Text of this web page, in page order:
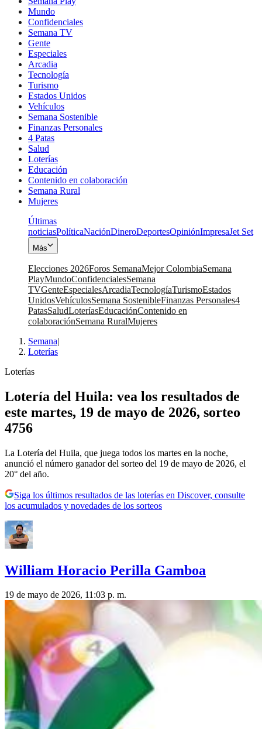
Mundo
Confidenciales
Semana TV
Gente
Especiales
Arcadia
Tecnología
Turismo
Estados Unidos
Vehículos
Semana Sostenible
Finanzas Personales
4 Patas
Salud
Loterías
Educación
Contenido en colaboración
Semana Rural
Mujeres
Últimas
noticiasPolíticaNaciónDineroDeportesOpiniónImpresaJet Set
Más
Elecciones 2026Foros SemanaMejor ColombiaSemana
PlayMundoConfidencialesSemana
TVGenteEspecialesArcadiaTecnologíaTurismoEstados
UnidosVehículosSemana SostenibleFinanzas Personales4
PatasSaludLoteríasEducaciónContenido en
colaboraciónSemana RuralMujeres
Semana|
Loterías
Loterías
Lotería del Huila: vea los resultados de
este martes, 19 de mayo de 2026, sorteo
4756
La Lotería del Huila, que juega todos los martes en la noche,
anunció el número ganador del sorteo del 19 de mayo de 2026, el
20° del año.
Siga los últimos resultados de las loterías en Discover, consulte
los acumulados y novedades de los sorteos
William Horacio Perilla Gamboa
19 de mayo de 2026, 11:03 p. m.